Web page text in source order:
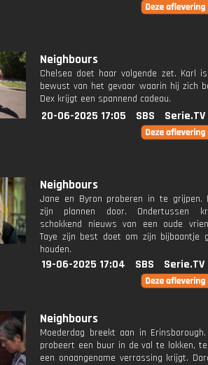
Neighbours
Chelsea doet haar volgende zet. Karl
bewust van het gevaar waarin hij zich
Dex krijgt een spannend cadeau.
20-06-2025 17:05 SBS Serie.TV
Neighbours
Jane en Byron proberen in te grijpen.
zijn plannen door. Ondertussen
schokkend nieuws van een oude
Taye zijn best doet om zijn bijbaantje
houden.
19-06-2025 17:04 SBS Serie.TV
Neighbours
Moederdag breekt aan in
probeert een buur in de val te lokken,
een onaangename verrassing krijgt.